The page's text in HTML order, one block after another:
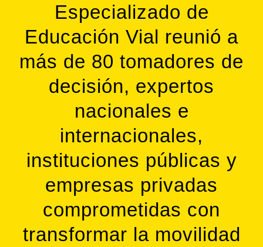
Especializado de
Educación Vial reunió a
más de 80 tomadores de
decisión, expertos
nacionales e
internacionales,
instituciones públicas y
empresas privadas
comprometidas con
transformar la movilidad